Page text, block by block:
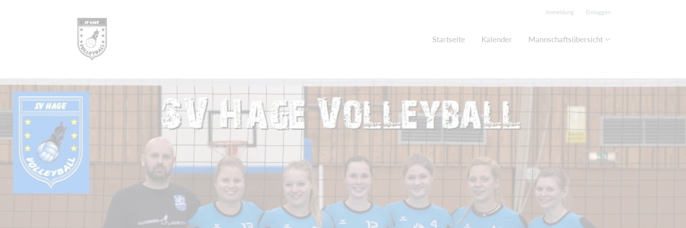
Anmeldung Einloggen
Startseite Kalender Mannschaftsübersicht